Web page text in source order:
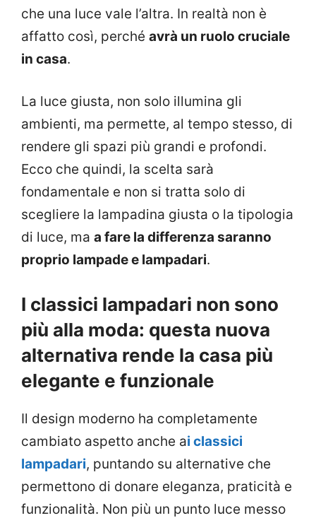
che una luce vale l’altra. In realtà non è
affatto così, perché avrà un ruolo cruciale
in casa.
La luce giusta, non solo illumina gli
ambienti, ma permette, al tempo stesso, di
rendere gli spazi più grandi e profondi.
Ecco che quindi, la scelta sarà
fondamentale e non si tratta solo di
scegliere la lampadina giusta o la tipologia
di luce, ma a fare la differenza saranno
proprio lampade e lampadari.
I classici lampadari non sono
più alla moda: questa nuova
alternativa rende la casa più
elegante e funzionale
Il design moderno ha completamente
cambiato aspetto anche ai classici
lampadari, puntando su alternative che
permettono di donare eleganza, praticità e
funzionalità. Non più un punto luce messo